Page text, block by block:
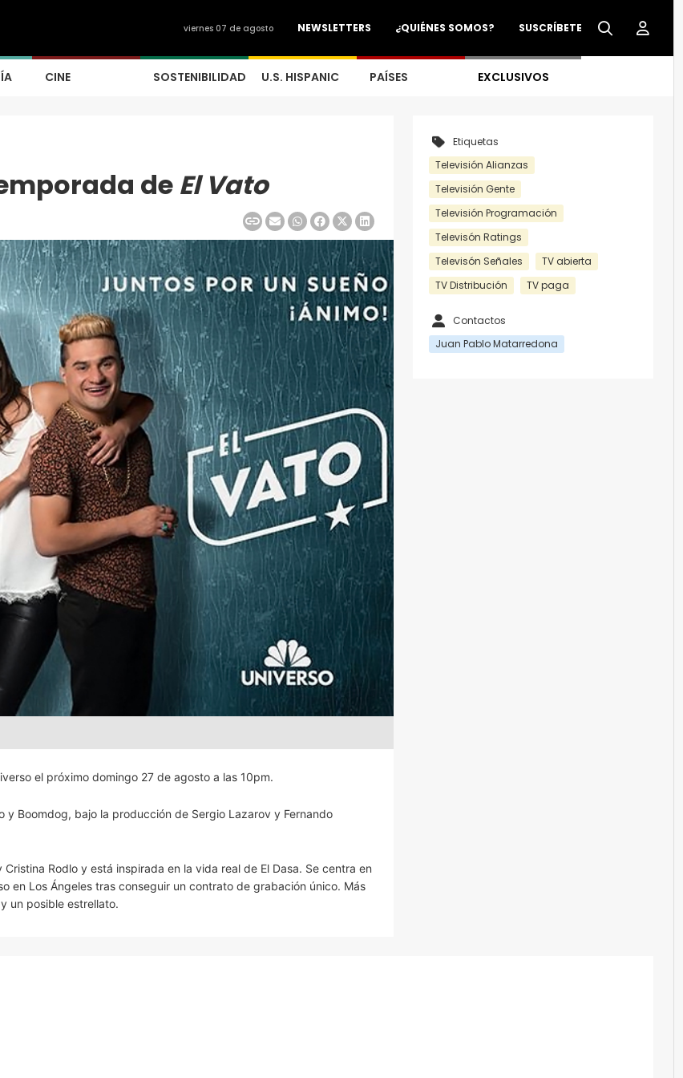
SUSCRÍBETE
¿QUIÉNES SOMOS?
NEWSLETTERS
viernes 07 de agosto
CINE SOSTENIBILIDAD U.S. HISPANIC PAÍSES EXCLUSIVOS
de El Vato
el próximo domingo 27 de agosto a las 10pm.
y Boomdog, bajo la producción de Sergio Lazarov y Fernando
Rodlo y está inspirada en la vida real de El Dasa. Se centra en
en Los Ángeles tras conseguir un contrato de grabación único. Más
un posible estrellato.
Etiquetas
Televisión Alianzas
Televisión Gente
Televisión Programación
Televisón Ratings
Televisón Señales
TV abierta
TV Distribución
TV paga
Contactos
Juan Pablo Matarredona